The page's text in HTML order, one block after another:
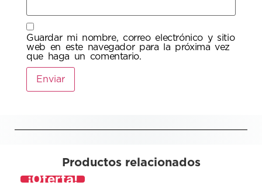
Guardar mi nombre, correo electrónico y sitio
web en este navegador para la próxima vez
que haga un comentario.
Productos relacionados
¡Oferta!